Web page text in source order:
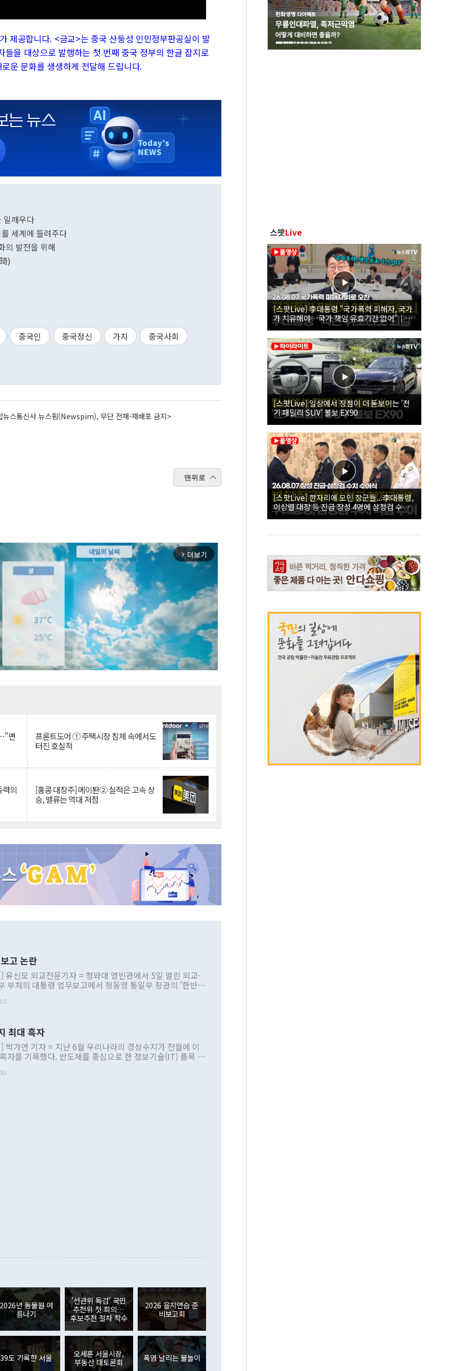
제공합니다. <금교>는 중국 산둥성 인민정부판공실이 발
을 대상으로 발행하는 첫 번째 중국 정부의 한글 잡지로
운 문화를 생생하게 전달해 드립니다.
일깨우다
세계에 들려주다
의 발전을 위해
)
중국인 중국정신 가치 중국사회
뉴스통신사 뉴스핌(Newspim), 무단 전재-재배포 금지>
맨위로
arrow_forward_ios 더보기
변 프론트도어 ① 주택시장 침체 속에서도
터진 호실적
의 [홍콩 대장주] 메이퇀② 실적은 고속 상
승, 밸류는 역대 저점
고 논란
유신모 외교전문기자 = 청와대 영빈관에서 5일 열린 외교·
부처의 대통령 업무보고에서 정동영 통일부 장관의 '한반도
부 내 조율을 거치지 않은 사안을 정책으로 추진하겠다고 공
근거한 비현실적 구상'이라는 비판을 내놨다. 그동안 정 장
관련 발언이 물의를 빚은 적은 여러 번 있지만 대통령과 유
공개적으로 부정적 입장을 표명한 것은 이례적이다. 정 장
북 접근법과 월권을 제어해야 한다는 목소리도 높아지고 있
사후 브리핑에서 정 장관이 언급한 '4자 회담'에 대해 "이상
블라디보스토크에서 열리는 '동방경제포럼(EEF)'을 언급하
서 (참석을) 검토하고 있다"고 발언한 데 대해서도 조 장관
부의 몫"이라며 "아직 거기까지 진도가 나가지 않았다"고
이 이날 소개한 대북 구상과 설명은 정부 내 조율을 거치지
서 문제가 있다. 특히 주적 표현 대체와 국호 사용, 9·19 군
자회담 추진 등은 통일부 장관이 결정할 사안이 아니어서 월
나오고 있다. 이 대통령은 정 장관의 업무보고를 듣고 난
고에 발표했다고 승인난 건 아니다"라고 재차 확인했다. 정
은 "정 장관의 발언 내용은 대부분 국가안전보장회의(NSC)
최대 흑자
박가연 기자 = 지난 6월 우리나라의 경상수지가 전월에 이
자를 기록했다. 반도체를 중심으로 한 정보기술(IT) 품목 수
르
늘어난 데다 전월 분기배당에 따른 기저효과로 배당지급이
억9000만달러)을 넘어선 것이다. 직접투자에서는 내국
가 80억1000만달러, 외국인의 국내투자가 46억3000만달러
증권투자에서는 외국인의 국내 주식 매도세가 이어졌다. 외
식 투자는 차익실현 매도 등의 영향으로 316억1000만달러
(-310억5000만달러)에 이어 역대 최대 순매도 기록을 다시
인의 국내 채권투자는 세계국채지수(WGBI) 자금 유입에도
래 영향으로 증가 폭이 줄어든 52억9000만달러를 기록했
외 증권투자는 주식을 중심으로 35억6000만달러 증가했
년 동물원 여
름나기
'선관위 특검' 국민
추천위 첫 회의…
후보추천 절차 착수
2026 을지연습 준
비보고회
39도 기록한 서울
오세훈 서울시장,
부동산 대토론회
폭염 날리는 물놀이
스팟Live
[스팟Live] 李대통령 "국가폭력 피해자, 국가
가 치유해야…국가 책임 유효기간 없어"｜
26.08.07 국가폭력 피해자 위로 오찬
[스팟Live] 일상에서 장점이 더 돋보이는 '전
기 패밀리 SUV' 볼보 EX90
[스팟Live] 한자리에 모인 장군들...李대통령,
이상렬 대장 등 진급 장성 4명에 삼정검 수치
직접 수여｜26.08.07 장성 진급·삼정검 수치